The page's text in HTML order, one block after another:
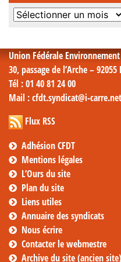
Archives
Union Fédérale
30, passage de l’Arche – 92055
Tél : 01 40 81 24 00
Mail : cfdt.syndicat@i-carre.net
Flux RSS
Adhésion CFDT
Mentions légales
L’Ours du site
Plan du site
Liens utiles
Annuaire des syndicats
Nous écrire
Contacter le webmestre
Archive du site (ancien site)